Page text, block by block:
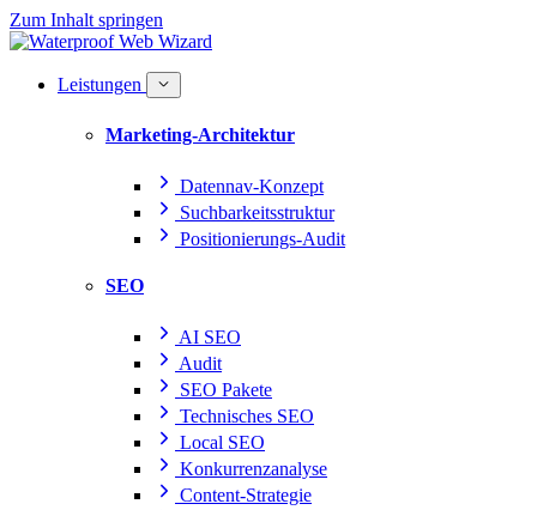
Zum Inhalt springen
Leistungen
Marketing-Architektur
Datennav-Konzept
Suchbarkeitsstruktur
Positionierungs-Audit
SEO
AI SEO
Audit
SEO Pakete
Technisches SEO
Local SEO
Konkurrenzanalyse
Content-Strategie